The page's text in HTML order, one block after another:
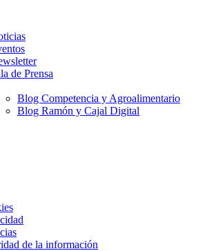
de Prensa
Blog Competencia y Agroalimentario
Blog Ramón y Cajal Digital
de la información